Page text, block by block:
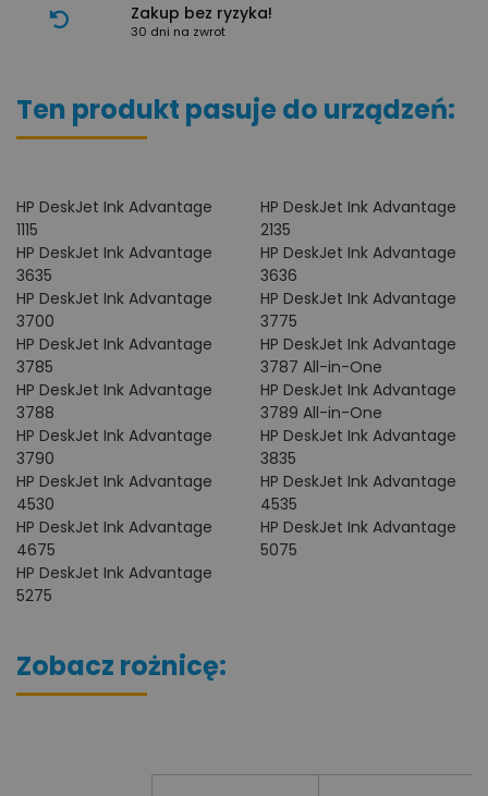
Zakup bez ryzyka!
30 dni na zwrot
Ten produkt pasuje do urządzeń:
HP DeskJet Ink Advantage
1115
HP DeskJet Ink Advantage
2135
HP DeskJet Ink Advantage
3635
HP DeskJet Ink Advantage
3636
HP DeskJet Ink Advantage
3700
HP DeskJet Ink Advantage
3775
HP DeskJet Ink Advantage
3785
HP DeskJet Ink Advantage
3787 All-in-One
HP DeskJet Ink Advantage
3788
HP DeskJet Ink Advantage
3789 All-in-One
HP DeskJet Ink Advantage
3790
HP DeskJet Ink Advantage
3835
HP DeskJet Ink Advantage
4530
HP DeskJet Ink Advantage
4535
HP DeskJet Ink Advantage
4675
HP DeskJet Ink Advantage
5075
HP DeskJet Ink Advantage
5275
Zobacz rożnicę: